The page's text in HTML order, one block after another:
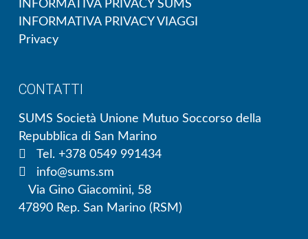
INFORMATIVA PRIVACY SUMS
INFORMATIVA PRIVACY VIAGGI
Privacy
CONTATTI
SUMS Società Unione Mutuo Soccorso della
Repubblica di San Marino
Tel. +378 0549 991434
info@sums.sm
Via Gino Giacomini, 58
47890 Rep. San Marino (RSM)